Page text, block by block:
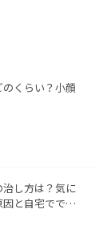
くらい？小顔
治し方は？気に
と自宅ででき